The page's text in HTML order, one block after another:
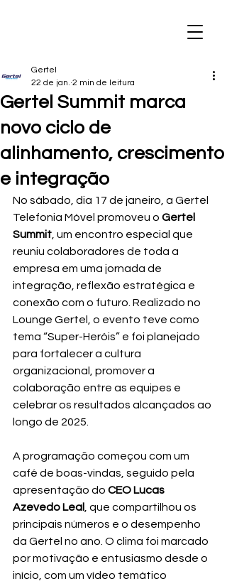
Gertel Summit marca
novo ciclo de
alinhamento, crescimento
e integração
Gertel
22 de jan. 2 min de leitura
No sábado, dia 17 de janeiro, a Gertel
Telefonia Móvel promoveu o Gertel
Summit , um encontro especial que
reuniu colaboradores de toda a
empresa em uma jornada de
integração, reflexão estratégica e
conexão com o futuro. Realizado no
Lounge Gertel, o evento teve como
tema “Super-Heróis” e foi planejado
para fortalecer a cultura
organizacional, promover a
colaboração entre as equipes e
celebrar os resultados alcançados ao
longo de 2025.
A programação começou com um
café de boas-vindas, seguido pela
apresentação do CEO Lucas
Azevedo Leal
, que compartilhou os
principais números e o desempenho
da Gertel no ano. O clima foi marcado
por motivação e entusiasmo desde o
início, com um vídeo temático